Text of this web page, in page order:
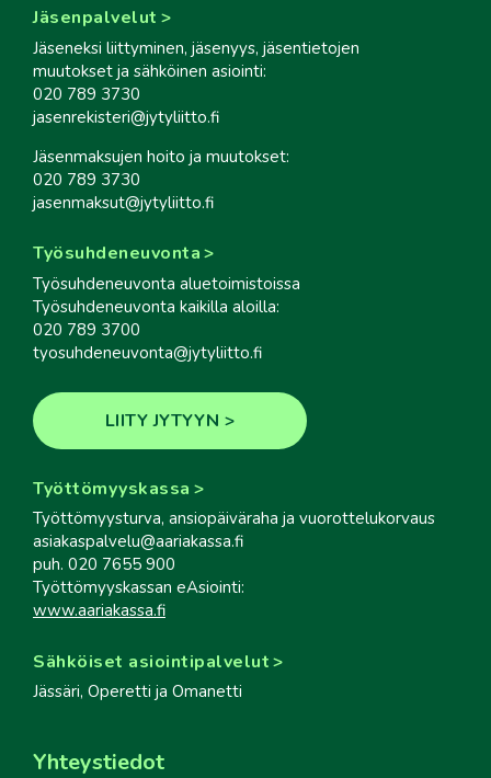
Jäsenpalvelut
Jäseneksi liittyminen, jäsenyys, jäsentietojen
muutokset ja sähköinen asiointi:
020 789 3730
jasenrekisteri@jytyliitto.fi
Jäsenmaksujen hoito ja muutokset:
020 789 3730
jasenmaksut@jytyliitto.fi
Työsuhdeneuvonta
Työsuhdeneuvonta aluetoimistoissa
Työsuhdeneuvonta kaikilla aloilla:
020 789 3700
tyosuhdeneuvonta@jytyliitto.fi
LIITY JYTYYN
Työttömyyskassa
Työttömyysturva, ansiopäiväraha ja vuorottelukorvaus
asiakaspalvelu@aariakassa.fi
puh. 020 7655 900
Työttömyyskassan eAsiointi:
www.aariakassa.fi
Sähköiset asiointipalvelut
Jässäri, Operetti ja Omanetti
Yhteystiedot